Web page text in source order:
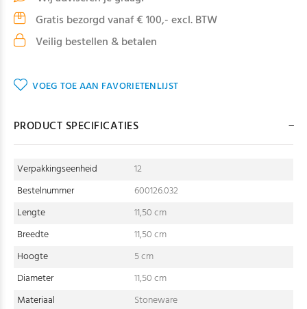
Gratis bezorgd vanaf € 100,- excl. BTW
Veilig bestellen & betalen
VOEG TOE AAN FAVORIETENLIJST
PRODUCT SPECIFICATIES
Verpakkingseenheid
12
Bestelnummer
600126.032
Lengte
11,50 cm
Breedte
11,50 cm
Hoogte
5 cm
Diameter
11,50 cm
Materiaal
Stoneware